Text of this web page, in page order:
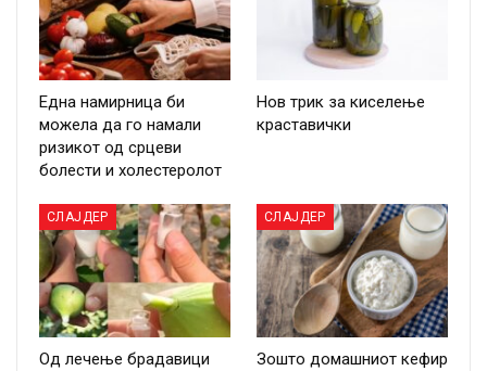
Една намирница би
можела да го намали
ризикот од срцеви
болести и холестеролот
Нов трик за киселење
краставички
СЛАЈДЕР
Од лечење брадавици
СЛАЈДЕР
Зошто домашниот кефир